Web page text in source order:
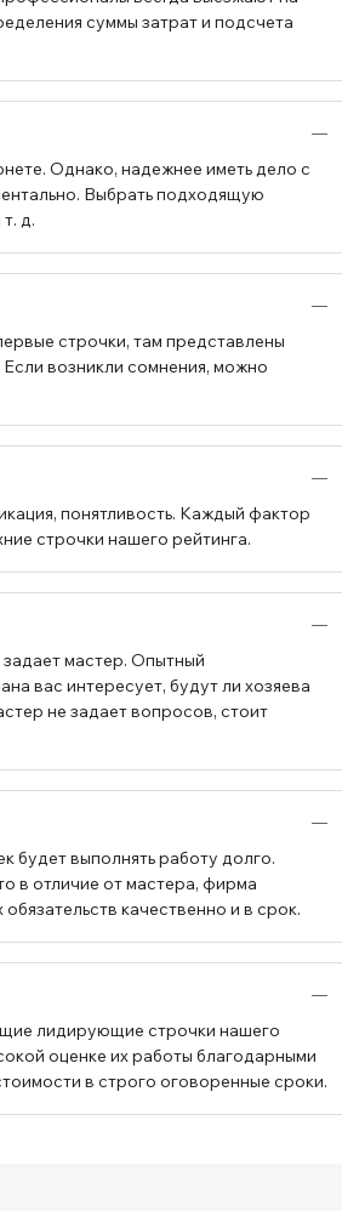
суммы затрат и подсчета
Однако, надежнее иметь дело с
Выбрать подходящую
д.
строчки, там представлены
возникли сомнения, можно
понятливость. Каждый фактор
строчки нашего рейтинга.
мастер. Опытный
вас интересует, будут ли хозяева
не задает вопросов, стоит
будет выполнять работу долго.
в отличие от мастера, фирма
качественно и в срок.
лидирующие строчки нашего
оценке их работы благодарными
в строго оговоренные сроки.